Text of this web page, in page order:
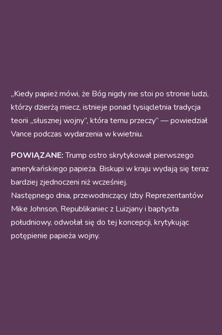
„Kiedy papież mówi, że Bóg nigdy nie stoi po stronie ludzi,
którzy dzierżą miecz, istnieje ponad tysiącletnia tradycja
teorii „słusznej wojny”, która temu przeczy” — powiedział
Vance podczas wydarzenia w kwietniu.
POWIĄZANE:Trump ostro skrytykował pierwszego
amerykańskiego papieża. Biskupi w kraju wydają się teraz
bardziej zjednoczeni niż wcześniej.
Następnego dnia, przewodniczący Izby Reprezentantów
Mike Johnson, Republikaniec z Luizjany i baptysta
południowy, odwołał się do tej koncepcji, krytykując
potępienie papieża wojny.